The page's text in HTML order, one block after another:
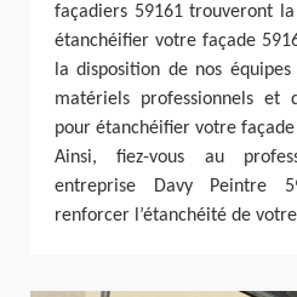
façadiers 59161 trouveront
étanchéifier votre façade
la disposition de nos
matériels professionnels et
pour étanchéifier votre façade
Ainsi, fiez-vous au
entreprise Davy Peintre
renforcer l’étanchéité de